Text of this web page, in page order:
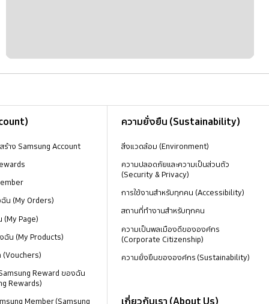
ร้าง Samsung Account
น (My Orders)
Page)
น (My Products)
Reward ของฉัน
Rewards)
Member (Samsung
ความยั่งยืน (Sustainability)
สิ่งแวดล้อม (Environment)
ความปลอดภัยและความเป็นส่วนตัว
(Security & Privacy)
การใช้งานสำหรับทุกคน (Accessibility)
สถานที่ทำงานสำหรับทุกคน
ความเป็นพลเมืองดีขององค์กร
(Corporate Citizenship)
ความยั่งยืนขององค์กร (Sustainability)
เกี่ยวกับเรา (About Us)